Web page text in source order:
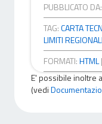
PUBBLICATO DA:
TAG:CARTA
LIMITI REGIONALI
FORMATI:HTML|
E' possibile inoltre
(vedi